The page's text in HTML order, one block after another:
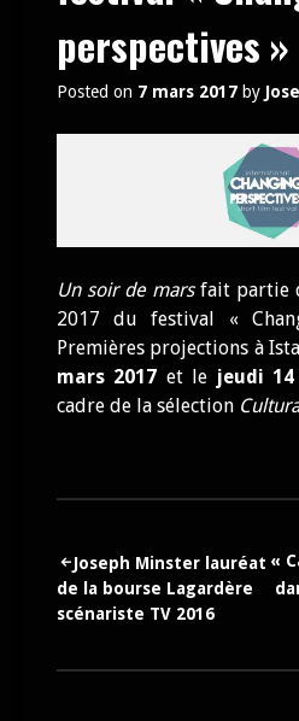
perspectives »
Posted on 7 mars 2017by
Un soir de marsfait partie
2017 du festival «
Premières projections à
mars 2017 et le jeudi
cadre de la sélection
Navigation
de
Joseph Minster lauréat
de la bourse Lagardère
scénariste TV 2016
«